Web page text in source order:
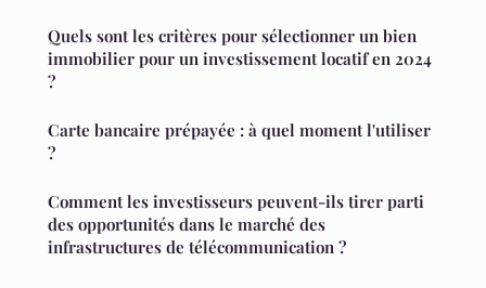
Quels sont les critères pour sélectionner un bien
immobilier pour un investissement locatif en 2024
?
Carte bancaire prépayée : à quel moment l'utiliser
?
Comment les investisseurs peuvent-ils tirer parti
des opportunités dans le marché des
infrastructures de télécommunication ?